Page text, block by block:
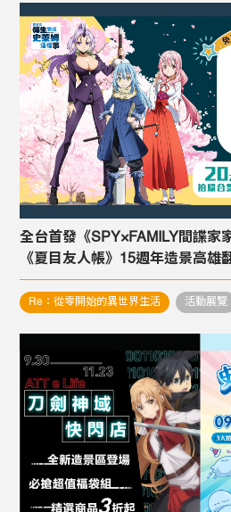
全台首發《SPY×FAMILY間諜家
《夏目友人帳》15週年造景高雄
款超值福袋、20大合影區必訪翻
Re：從零開始的異世界生活 活動展覽